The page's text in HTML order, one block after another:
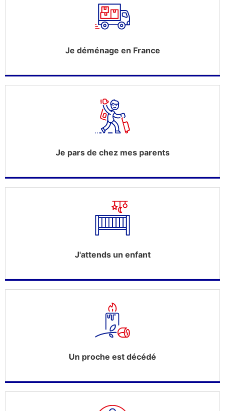
Je déménage en France
Je pars de chez mes parents
J'attends un enfant
Un proche est décédé